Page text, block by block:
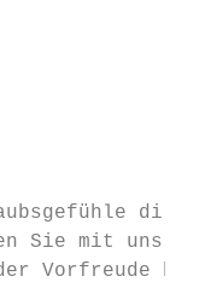
Sie mit uns
Vorfreude